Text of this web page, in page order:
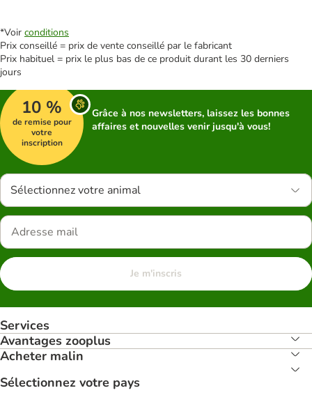
*Voir conditions
Prix conseillé = prix de vente conseillé par le fabricant
Prix habituel = prix le plus bas de ce produit durant les 30 derniers
jours
10 %
de remise pour
votre
inscription
Grâce à nos newsletters, laissez les bonnes
affaires et nouvelles venir jusqu'à vous!
Sélectionnez votre animal
Je m'inscris
Services
Avantages zooplus
Acheter malin
Sélectionnez votre pays